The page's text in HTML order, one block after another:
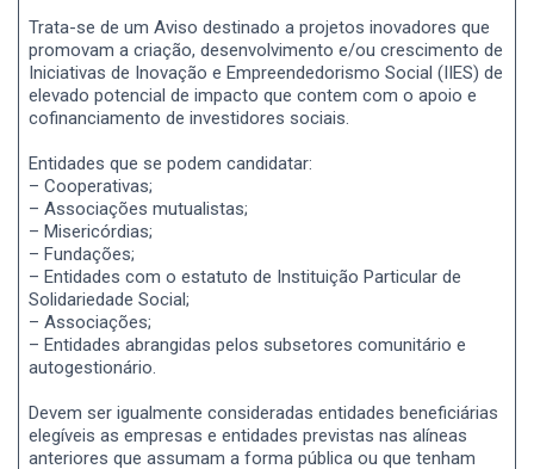
Trata-se de um Aviso destinado a projetos inovadores que
promovam a criação, desenvolvimento e/ou crescimento de
Iniciativas de Inovação e Empreendedorismo Social (IIES) de
elevado potencial de impacto que contem com o apoio e
cofinanciamento de investidores sociais.
Entidades que se podem candidatar:
– Cooperativas;
– Associações mutualistas;
– Misericórdias;
– Fundações;
– Entidades com o estatuto de Instituição Particular de
Solidariedade Social;
– Associações;
– Entidades abrangidas pelos subsetores comunitário e
autogestionário.
Devem ser igualmente consideradas entidades beneficiárias
elegíveis as empresas e entidades previstas nas alíneas
anteriores que assumam a forma pública ou que tenham